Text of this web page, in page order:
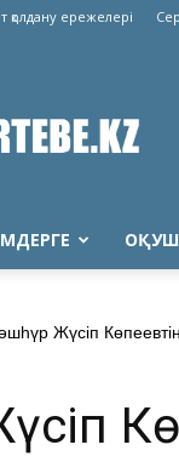
қолдану ережелері
Жүсіп